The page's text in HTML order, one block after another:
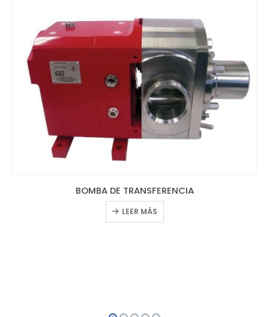
BOMBA DE TRANSFERENCIA
LEER MÁS